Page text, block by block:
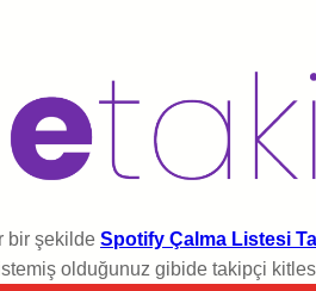
bir şekilde Spotify Çalma Listesi
olduğunuz gibide takipçi